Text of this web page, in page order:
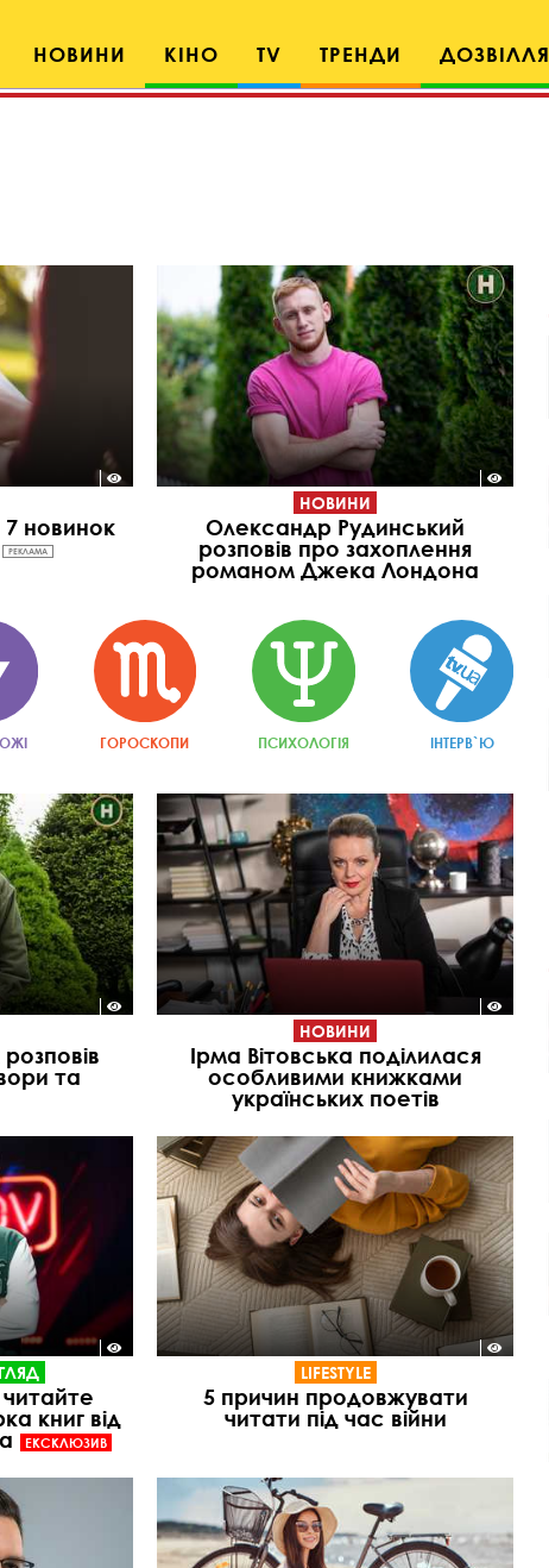
НОВИНИ КІНО TV ТРЕНДИ ДОЗВІЛЛЯ
новинок
РЕКЛАМА
НОВИНИ
Олександр Рудинський
розповів про захоплення
романом Джека Лондона
ГОРОСКОПИ ПСИХОЛОГІЯ ІНТЕРВ`Ю
та
НОВИНИ
Ірма Вітовська поділилася
особливими книжками
українських поетів
книг від
ЕКСКЛЮЗИВ
LIFESTYLE
5 причин продовжувати
читати під час війни